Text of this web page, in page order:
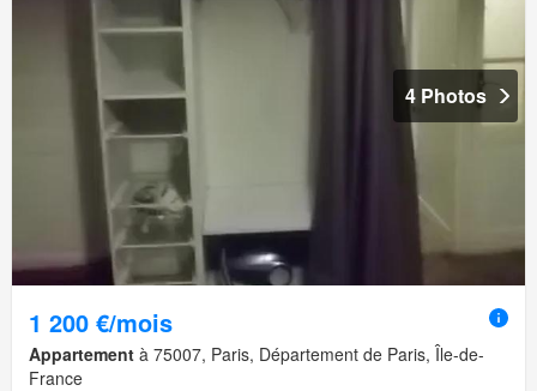
4 Photos
1 200 €/mois
Appartement à 75007, Paris, Département de Paris, Île-de-
France